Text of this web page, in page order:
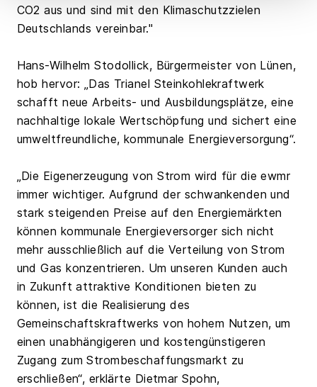
CO2 aus und sind mit den Klimaschutzzielen
Deutschlands vereinbar."
Hans-Wilhelm Stodollick, Bürgermeister von Lünen,
hob hervor: „Das Trianel Steinkohlekraftwerk
schafft neue Arbeits- und Ausbildungsplätze, eine
nachhaltige lokale Wertschöpfung und sichert eine
umweltfreundliche, kommunale Energieversorgung“.
„Die Eigenerzeugung von Strom wird für die ewmr
immer wichtiger. Aufgrund der schwankenden und
stark steigenden Preise auf den Energiemärkten
können kommunale Energieversorger sich nicht
mehr ausschließlich auf die Verteilung von Strom
und Gas konzentrieren. Um unseren Kunden auch
in Zukunft attraktive Konditionen bieten zu
können, ist die Realisierung des
Gemeinschaftskraftwerks von hohem Nutzen, um
einen unabhängigeren und kostengünstigeren
Zugang zum Strombeschaffungsmarkt zu
erschließen“, erklärte Dietmar Spohn,